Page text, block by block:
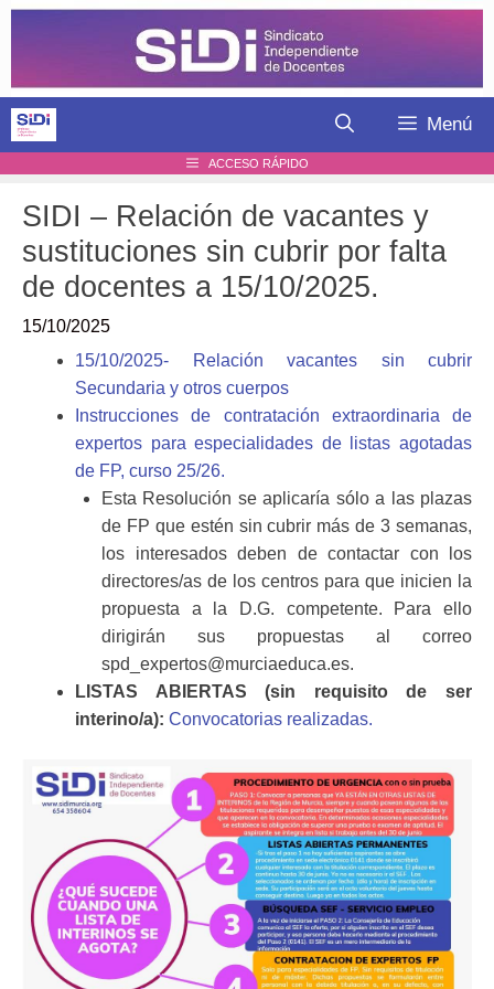
Saltar
Menú
ACCESO RÁPIDO
SIDI – Relación de vacantes y
sustituciones sin cubrir por falta
de docentes a 15/10/2025.
15/10/2025
15/10/2025- Relación vacantes sin cubrir
Secundaria y otros cuerpos
Instrucciones de contratación extraordinaria de
expertos para especialidades de listas agotadas
de FP, curso 25/26.
Esta Resolución se aplicaría sólo a las plazas
de FP que estén sin cubrir más de 3 semanas,
los interesados deben de contactar con los
directores/as de los centros para que inicien la
propuesta a la D.G. competente. Para ello
dirigirán sus propuestas al correo
spd_expertos@murciaeduca.es.
LISTAS ABIERTAS (sin requisito de ser
interino/a): Convocatorias realizadas.